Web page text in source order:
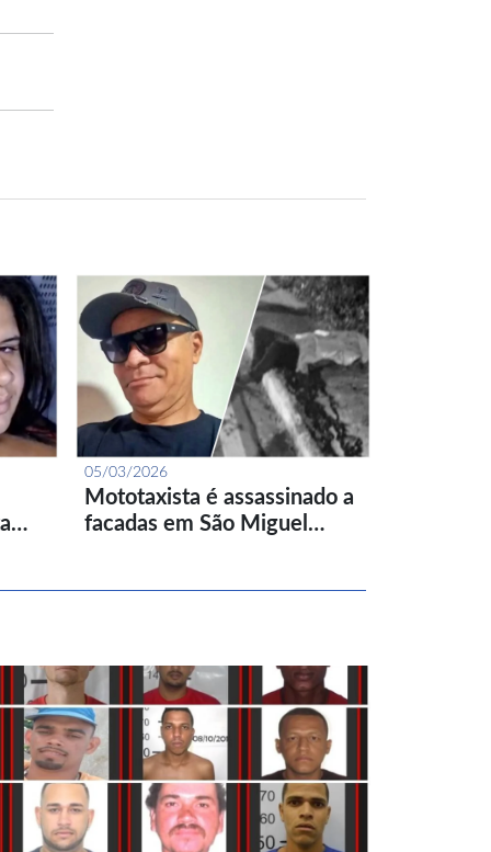
05/03/2026
Mototaxista é assassinado a
facadas em São Miguel…